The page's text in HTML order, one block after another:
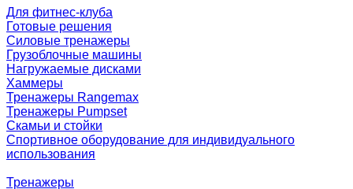
Для фитнес-клуба
Готовые решения
Силовые тренажеры
Грузоблочные машины
Нагружаемые дисками
Хаммеры
Тренажеры Rangemax
Тренажеры Pumpset
Скамьи и стойки
Спортивное оборудование для индивидуального
использования
Тренажеры